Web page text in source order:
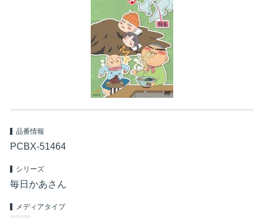
品番情報
PCBX-51464
シリーズ
毎日かあさん
メディアタイプ